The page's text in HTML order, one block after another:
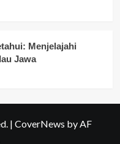
Menjelajahi
Jawa
| CoverNews by AF